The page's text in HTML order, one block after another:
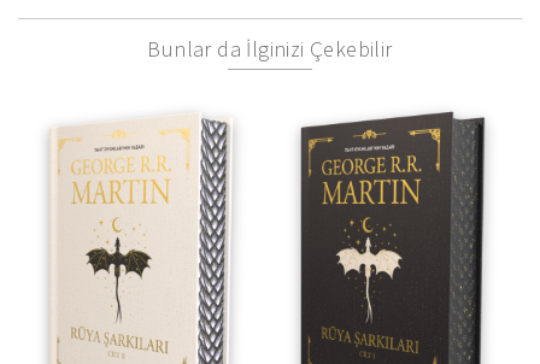
Bunlar da İlginizi Çekebilir